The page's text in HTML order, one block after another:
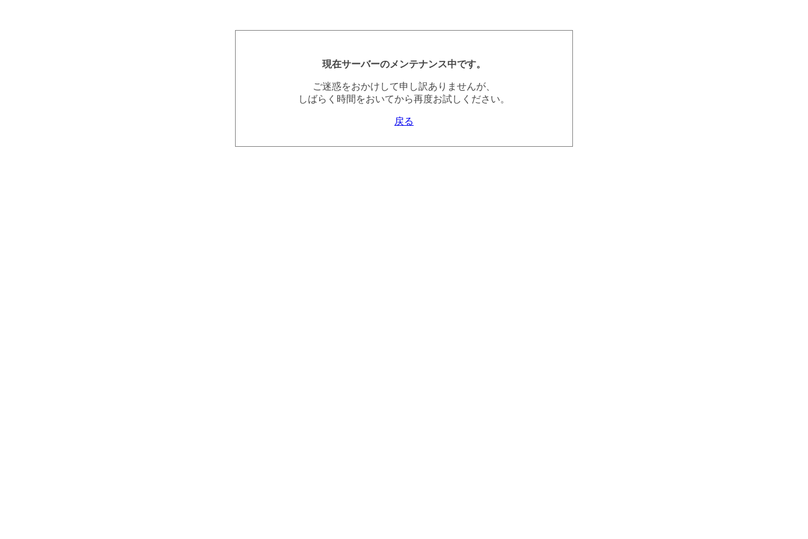
現在サーバーのメンテナンス中です。
ご迷惑をおかけして申し訳ありませんが、
しばらく時間をおいてから再度お試しください。
戻る